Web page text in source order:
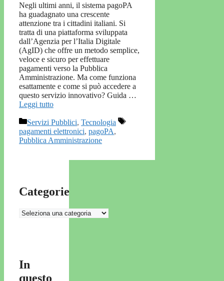
Negli ultimi anni, il sistema pagoPA
ha guadagnato una crescente
attenzione tra i cittadini italiani. Si
tratta di una piattaforma sviluppata
dall’Agenzia per l’Italia Digitale
(AgID) che offre un metodo semplice,
veloce e sicuro per effettuare
pagamenti verso la Pubblica
Amministrazione. Ma come funziona
esattamente e come si può accedere a
questo servizio innovativo? Guida …
Leggi tutto
Categorie
Servizi Pubblici, Tecnologia
Tag
pagamenti elettronici, pagoPA,
Pubblica Amministrazione
Categorie
Categorie
In
questo